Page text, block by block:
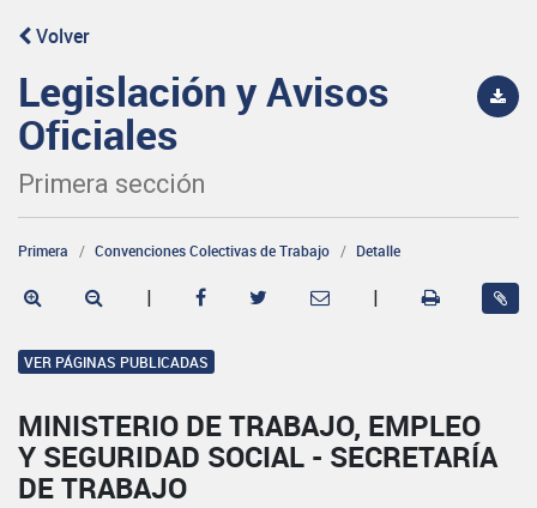
Volver
Legislación y Avisos
Oficiales
Primera sección
Primera Convenciones Colectivas de Trabajo Detalle
| |
VER PÁGINAS PUBLICADAS
MINISTERIO DE TRABAJO, EMPLEO
Y SEGURIDAD SOCIAL - SECRETARÍA
DE TRABAJO